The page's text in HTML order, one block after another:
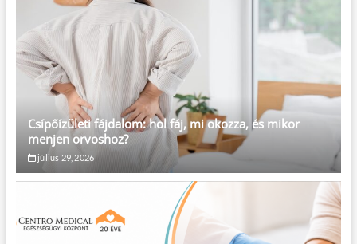
Csípőízületi fájdalom: hol fáj, mi okozza, és mikor
menjen orvoshoz?
július 29, 2026